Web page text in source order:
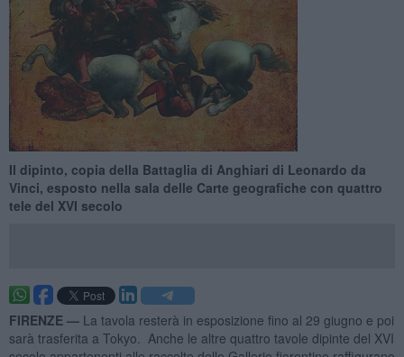
Il dipinto, copia della Battaglia di Anghiari di Leonardo da
Vinci, esposto nella sala delle Carte geografiche con quattro
tele del XVI secolo
FIRENZE — La tavola resterà in esposizione fino al 29 giugno e poi
sarà trasferita a Tokyo. Anche le altre quattro tavole dipinte del XVI